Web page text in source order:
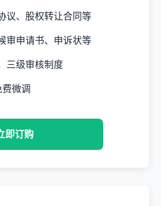
议、股权转让合同等
审申请书、申诉状等
三级审核制度
微调
即订购